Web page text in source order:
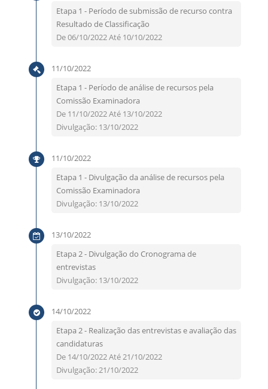
Etapa 1 - Período de submissão de recurso contra
Resultado de Classificação
De 06/10/2022 Até 10/10/2022
11/10/2022
Etapa 1 - Período de análise de recursos pela
Comissão Examinadora
De 11/10/2022 Até 13/10/2022
Divulgação: 13/10/2022
11/10/2022
Etapa 1 - Divulgação da análise de recursos pela
Comissão Examinadora
Divulgação: 13/10/2022
13/10/2022
Etapa 2 - Divulgação do Cronograma de
entrevistas
Divulgação: 13/10/2022
14/10/2022
Etapa 2 - Realização das entrevistas e avaliação das
candidaturas
De 14/10/2022 Até 21/10/2022
Divulgação: 21/10/2022